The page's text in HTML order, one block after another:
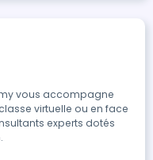
vous accompagne
virtuelle ou en face
experts dotés